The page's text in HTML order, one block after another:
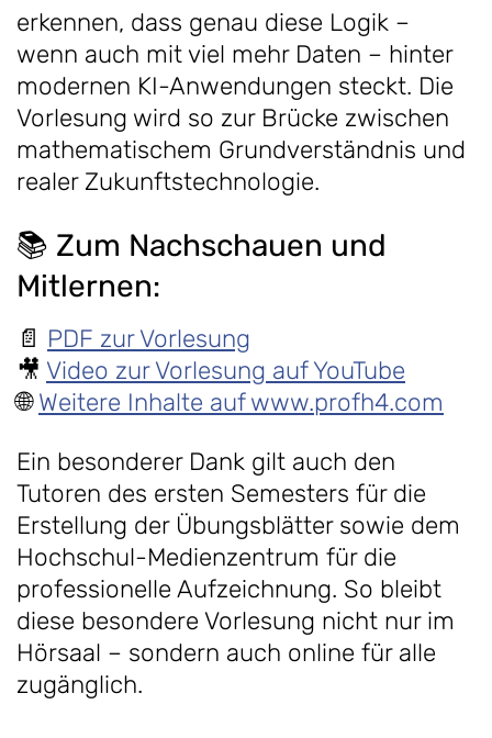
erkennen, dass genau diese Logik –
wenn auch mit viel mehr Daten – hinter
modernen KI-Anwendungen steckt. Die
Vorlesung wird so zur Brücke zwischen
mathematischem Grundverständnis und
realer Zukunftstechnologie.
📚 Zum Nachschauen und
Mitlernen:
📄 PDF zur Vorlesung
🎥 Video zur Vorlesung auf YouTube
🌐Weitere Inhalte auf www.profh4.com
Ein besonderer Dank gilt auch den
Tutoren des ersten Semesters für die
Erstellung der Übungsblätter sowie dem
Hochschul-Medienzentrum für die
professionelle Aufzeichnung. So bleibt
diese besondere Vorlesung nicht nur im
Hörsaal – sondern auch online für alle
zugänglich.